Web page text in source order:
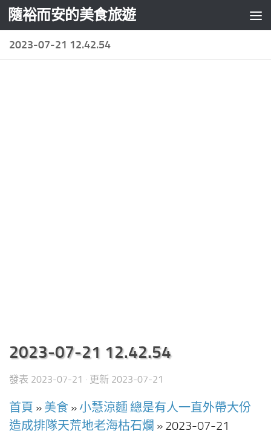
Skip to content
隨裕而安的美食旅遊
2023-07-21 12.42.54
2023-07-21 12.42.54
發表 2023-07-21 · 更新 2023-07-21
首頁 » 美食 » 小慧涼麵 總是有人一直外帶大份
造成排隊天荒地老海枯石爛 » 2023-07-21